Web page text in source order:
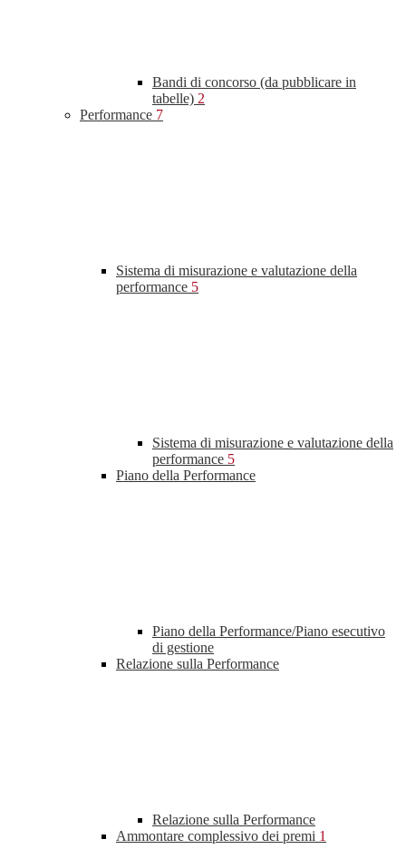
Bandi di concorso (da pubblicare in
tabelle) 2
Performance 7
Sistema di misurazione e valutazione della
performance 5
Sistema di misurazione e valutazione della
performance 5
Piano della Performance
Piano della Performance/Piano esecutivo
di gestione
Relazione sulla Performance
Relazione sulla Performance
Ammontare complessivo dei premi 1